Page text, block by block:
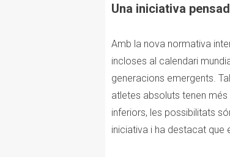
Una iniciativa
Amb la nova normativa
incloses al calendari
generacions emergents.
atletes absoluts tenen
inferiors, les possibilitats
iniciativa i ha destacat que